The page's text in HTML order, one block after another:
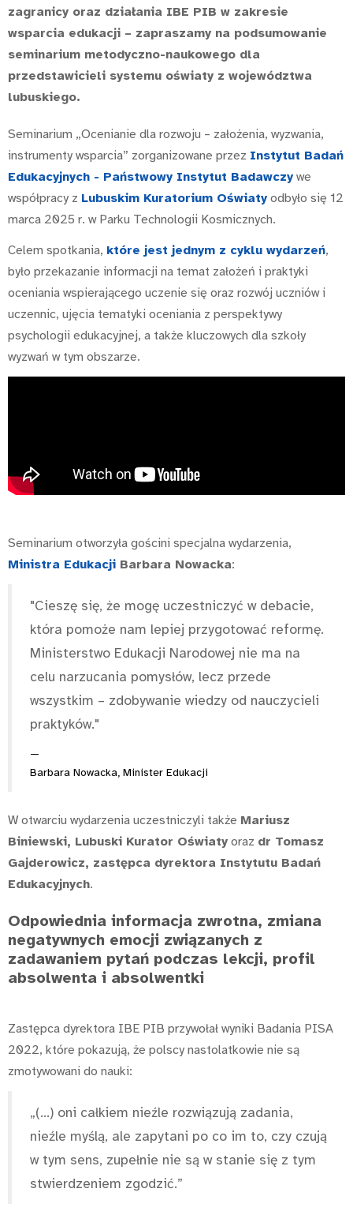
zagranicy oraz działania IBE PIB w zakresie
wsparcia edukacji – zapraszamy na podsumowanie
seminarium metodyczno-naukowego dla
przedstawicieli systemu oświaty z województwa
lubuskiego.
Seminarium „Ocenianie dla rozwoju – założenia, wyzwania,
instrumenty wsparcia” zorganizowane przez Instytut Badań
Edukacyjnych - Państwowy Instytut Badawczy we
współpracy z Lubuskim Kuratorium Oświaty odbyło się 12
marca 2025 r. w Parku Technologii Kosmicznych.
Celem spotkania, które jest jednym z cyklu wydarzeń,
było przekazanie informacji na temat założeń i praktyki
oceniania wspierającego uczenie się oraz rozwój uczniów i
uczennic, ujęcia tematyki oceniania z perspektywy
psychologii edukacyjnej, a także kluczowych dla szkoły
wyzwań w tym obszarze.
Seminarium otworzyła gościni specjalna wydarzenia,
Ministra Edukacji Barbara Nowacka:
"Cieszę się, że mogę uczestniczyć w debacie,
która pomoże nam lepiej przygotować reformę.
Ministerstwo Edukacji Narodowej nie ma na
celu narzucania pomysłów, lecz przede
wszystkim – zdobywanie wiedzy od nauczycieli
praktyków."
Barbara Nowacka, Minister Edukacji
W otwarciu wydarzenia uczestniczyli także Mariusz
Biniewski, Lubuski Kurator Oświaty oraz dr Tomasz
Gajderowicz, zastępca dyrektora Instytutu Badań
Edukacyjnych.
Odpowiednia informacja zwrotna, zmiana
negatywnych emocji związanych z
zadawaniem pytań podczas lekcji, profil
absolwenta i absolwentki
Zastępca dyrektora IBE PIB przywołał wyniki Badania PISA
2022, które pokazują, że polscy nastolatkowie nie są
zmotywowani do nauki:
„(…) oni całkiem nieźle rozwiązują zadania,
nieźle myślą, ale zapytani po co im to, czy czują
w tym sens, zupełnie nie są w stanie się z tym
stwierdzeniem zgodzić.”